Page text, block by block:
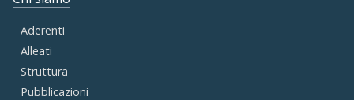
Aderenti
Alleati
Struttura
Pubblicazioni